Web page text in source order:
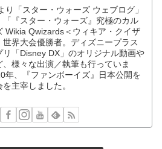
り「スター・ウォーズ ウェブログ」
「『スター・ウォーズ』究極のカル
Wikia Qwizards＜ウィキア・クイザ
世界大会優勝者。ディズニープラス
リ「Disney DX」のオリジナル動画や
、様々な出演／執筆も行っていま
年、『ファンボーイズ』日本公開を
を主宰しました。